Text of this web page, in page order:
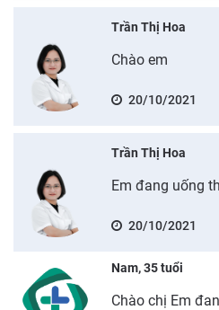
Trần Thị Hoa
Chào em
20/10/2021
Trần Thị Hoa
Em đang uống
20/10/2021
Nam, 35 tuổi
Chào chị Em